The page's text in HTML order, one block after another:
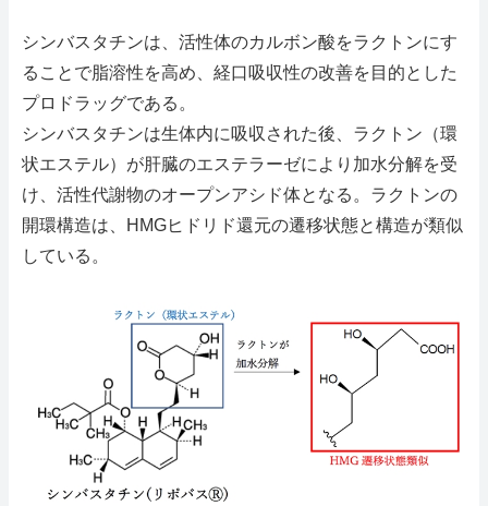
シンバスタチンは、活性体のカルボン酸をラクトンにす
ることで脂溶性を高め、経口吸収性の改善を目的とした
プロドラッグである。
シンバスタチンは生体内に吸収された後、ラクトン（環
状エステル）が肝臓のエステラーゼにより加水分解を受
け、活性代謝物のオープンアシド体となる。ラクトンの
開環構造は、HMGヒドリド還元の遷移状態と構造が類似
している。